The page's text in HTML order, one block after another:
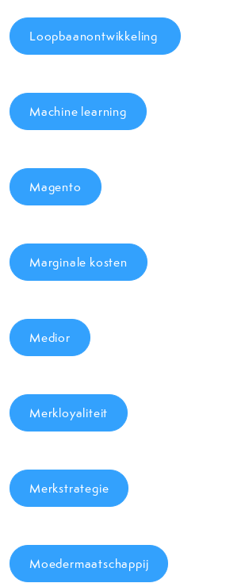
Loopbaanontwikkeling
Machine learning
Magento
Marginale kosten
Medior
Merkloyaliteit
Merkstrategie
Moedermaatschappij